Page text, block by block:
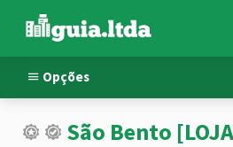
Opções
São Bento